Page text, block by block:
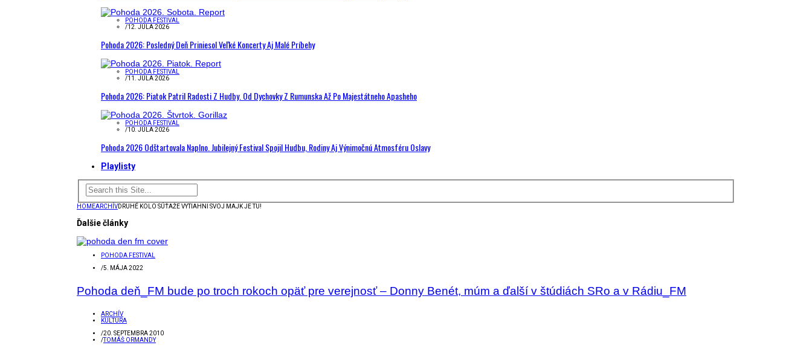
POHODA FESTIVAL
/12. JÚLA 2026
Pohoda 2026: Posledný Deň Priniesol Veľké Koncerty Aj Malé Príbehy
POHODA FESTIVAL
/11. JÚLA 2026
Pohoda 2026: Piatok Patril Radosti Z Hudby. Od Dychovky Z Rumunska Až Po Majestátneho Apasheho
POHODA FESTIVAL
/10. JÚLA 2026
Pohoda 2026 Odštartovala Naplno. Jubilejný Festival Spojil Hudbu, Rodiny Aj Výnimočnú Atmosféru Oslavy
Playlisty
HOMEARCHÍVDRUHÉ KOLO SÚŤAŽE VYTIAHNI SVOJ MAJK JE TU!
Ďalšie články
POHODA FESTIVAL
/5. MÁJA 2022
Pohoda deň_FM bude po troch rokoch opäť pre verejnosť – Donny Benét, múm a ďalší v štúdiách SRo a v Rádiu_FM
ARCHÍV
KULTÚRA
/20. SEPTEMBRA 2010
/TOMÁŠ ORMANDY